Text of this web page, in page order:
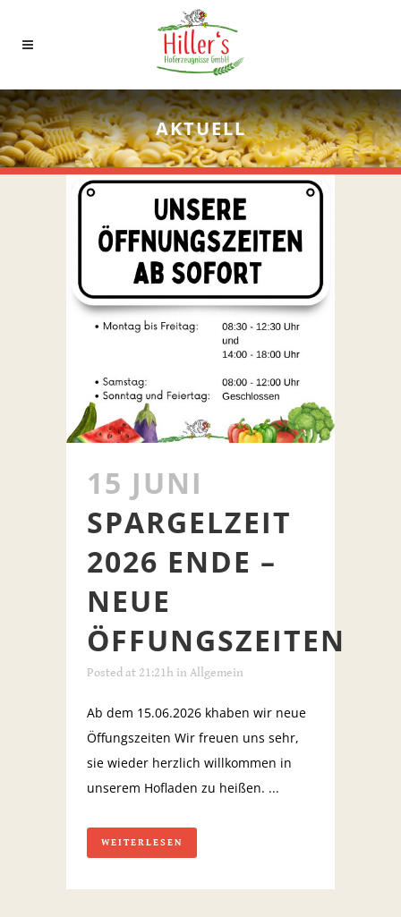
AKTUELL
15 JUNI
SPARGELZEIT
2026 ENDE –
NEUE
ÖFFUNGSZEITEN
Posted at 21:21h in Allgemein
Ab dem 15.06.2026 khaben wir neue
Öffungszeiten Wir freuen uns sehr,
sie wieder herzlich willkommen in
unserem Hofladen zu heißen. ...
WEITERLESEN